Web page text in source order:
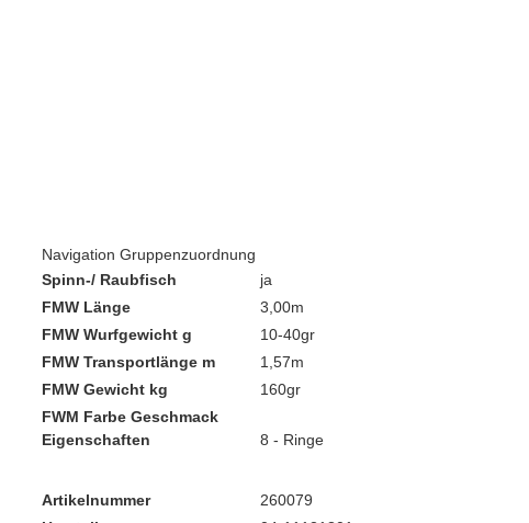
Navigation Gruppenzuordnung
Spinn-/ Raubfisch
ja
FMW Länge
3,00m
FMW Wurfgewicht g
10-40gr
FMW Transportlänge m
1,57m
FMW Gewicht kg
160gr
FWM Farbe Geschmack
Eigenschaften
8 - Ringe
Artikelnummer
260079